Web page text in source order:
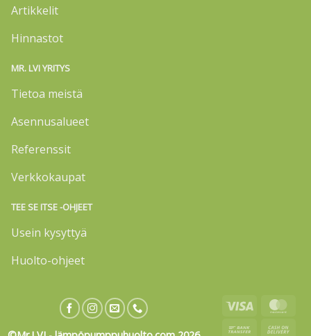
Artikkelit
Hinnastot
MR. LVI YRITYS
Tietoa meistä
Asennusalueet
Referenssit
Verkkokaupat
TEE SE ITSE -OHJEET
Usein kysyttyä
Huolto-ohjeet
Visa
Bank